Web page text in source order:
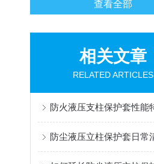
查看全部
相关文章
RELATED ARTICLES